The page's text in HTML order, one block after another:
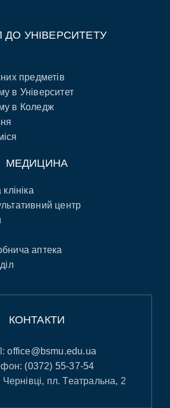
ДО УНІВЕРСИТЕТУ
предметів
в Університет
в Коледж
МЕДИЦИНА
центр
аптека
КОНТАКТИ
office@bsmu.edu.ua
(0372) 55-37-54
пл. Театральна, 2